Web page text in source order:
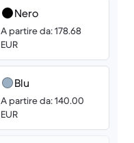
Nero
A partire da: 178.68
EUR
Blu
A partire da: 140.00
EUR